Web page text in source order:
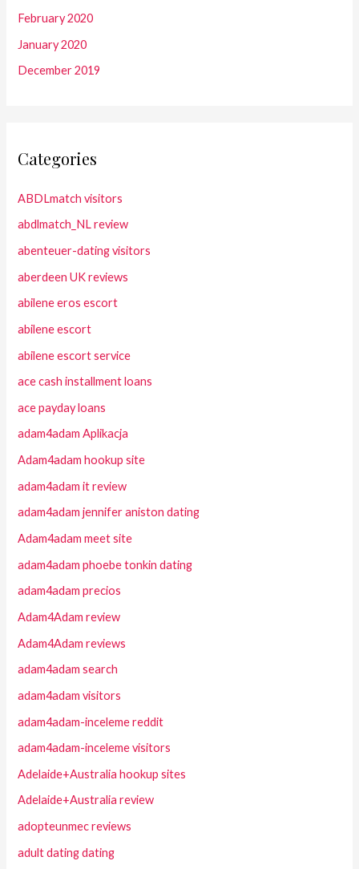
February 2020
January 2020
December 2019
Categories
ABDLmatch visitors
abdlmatch_NL review
abenteuer-dating visitors
aberdeen UK reviews
abilene eros escort
abilene escort
abilene escort service
ace cash installment loans
ace payday loans
adam4adam Aplikacja
Adam4adam hookup site
adam4adam it review
adam4adam jennifer aniston dating
Adam4adam meet site
adam4adam phoebe tonkin dating
adam4adam precios
Adam4Adam review
Adam4Adam reviews
adam4adam search
adam4adam visitors
adam4adam-inceleme reddit
adam4adam-inceleme visitors
Adelaide+Australia hookup sites
Adelaide+Australia review
adopteunmec reviews
adult dating dating